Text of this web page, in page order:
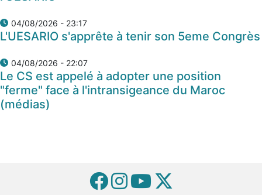
04/08/2026 - 23:17
L'UESARIO s'apprête à tenir son 5eme Congrès
04/08/2026 - 22:07
Le CS est appelé à adopter une position
"ferme" face à l'intransigeance du Maroc
(médias)